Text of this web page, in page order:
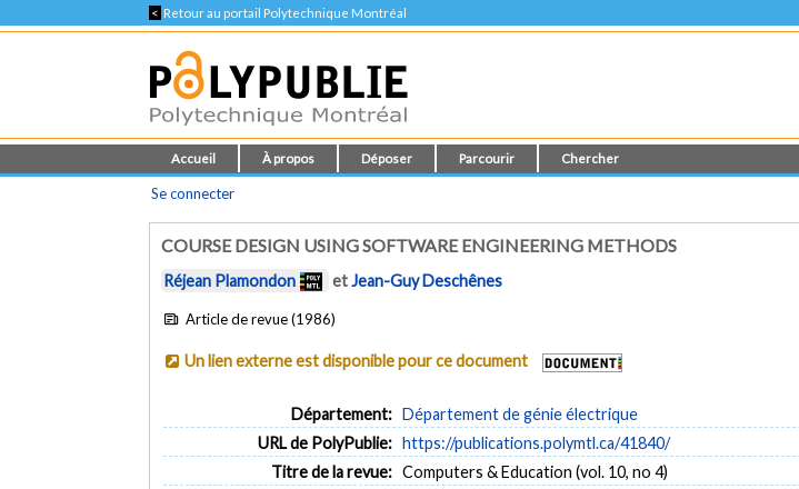
< Retour au portail Polytechnique Montréal
Accueil À propos Déposer Parcourir Chercher
Se connecter
COURSE DESIGN USING SOFTWARE ENGINEERING METHODS
Réjean Plamondon etJean-Guy Deschênes
Article de revue (1986)
Un lien externe est disponible pour ce document
Département: Département de génie électrique
URL de PolyPublie: https://publications.polymtl.ca/41840/
Titre de la revue: Computers & Education (vol. 10, no 4)